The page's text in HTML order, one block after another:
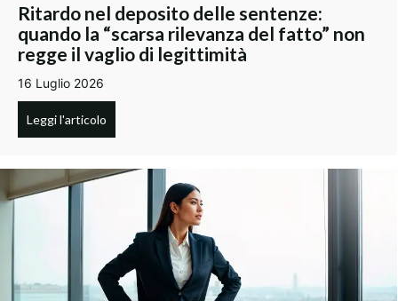
Ritardo nel deposito delle sentenze:
quando la “scarsa rilevanza del fatto” non
regge il vaglio di legittimità
16 Luglio 2026
Leggi l'articolo